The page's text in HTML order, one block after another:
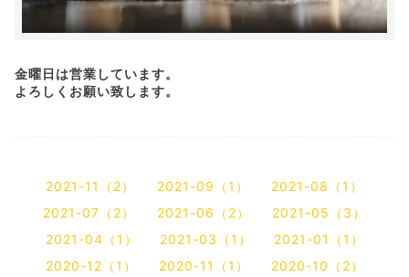
金曜日は営業しています。
よろしくお願い致します。
2021-11（2） 2021-09（1）
2021-08（1）
2021-07（2）
2021-06（2）
2021-05（3）
2021-04（1）
2021-03（1）
2021-01（1）
2020-12（1）
2020-11（1）
2020-10（2）